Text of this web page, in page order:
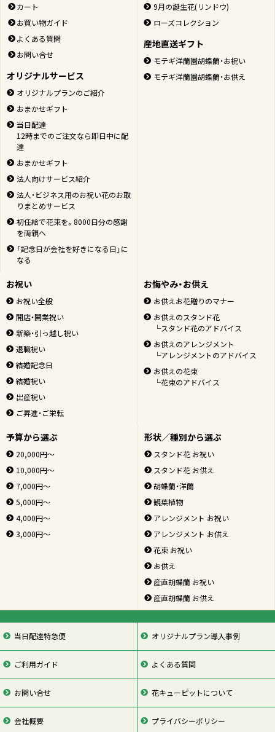
カート
お買い物ガイド
よくある質問
お問い合せ
オリジナルサービス
オリジナルプランのご紹介
おまかせギフト
当日配達
12時までのご注文なら即日中に配
達
おまかせギフト
法人向けサービス紹介
法人・ビジネス用のお祝い花のお取
りまとめサービス
初任給で花束を。8000日分の感謝
を両親へ
「記念日が会社を好きになる日」に
なる
9月の誕生花(リンドウ)
ローズコレクション
産地直送ギフト
モテギ洋蘭園胡蝶蘭・お祝い
モテギ洋蘭園胡蝶蘭・お供え
お祝い
お祝い全般
開店・開業祝い
新築・引っ越し祝い
退職祝い
結婚記念日
結婚祝い
出産祝い
ご昇進・ご栄転
お悔やみ・お供え
お供えお花贈りのマナー
お供えのスタンド花
└スタンド花のアドバイス
お供えのアレンジメント
└アレンジメントのアドバイス
お供えの花束
└花束のアドバイス
予算から選ぶ
20,000円～
10,000円～
7,000円～
5,000円～
4,000円～
3,000円～
形状／種別から選ぶ
スタンド花 お祝い
スタンド花 お供え
胡蝶蘭・洋蘭
観葉植物
アレンジメント お祝い
アレンジメント お供え
花束 お祝い
お供え
産直胡蝶蘭 お祝い
産直胡蝶蘭 お供え
当日配達特急便 オリジナルプラン導入事例
ご利用ガイド よくある質問
お問い合せ 花キューピットについて
会社概要 プライバシーポリシー